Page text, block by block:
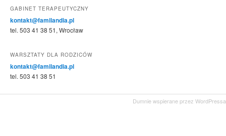
GABINET TERAPEUTYCZNY
kontakt@familandia.pl
tel. 503 41 38 51, Wrocław
WARSZTATY DLA RODZICÓW
kontakt@familandia.pl
tel. 503 41 38 51
Dumnie wspierane przez WordPressa